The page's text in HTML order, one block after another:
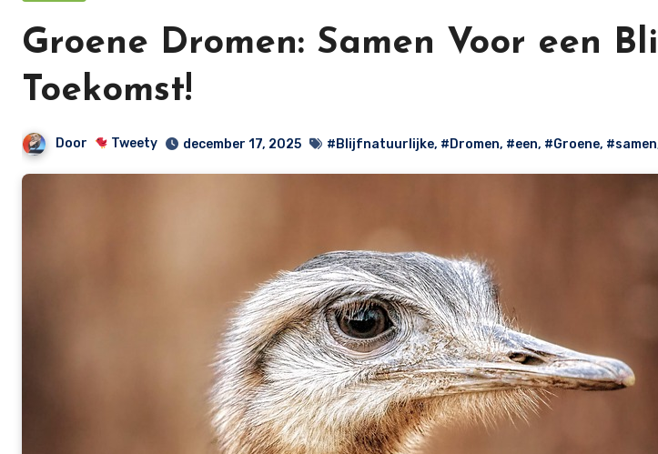
Groene Dromen: Samen Voor een
Toekomst!
Door Tweety december 17, 2025 #Blijfnatuurlijke, #Dromen, #een, #Groene, #samen